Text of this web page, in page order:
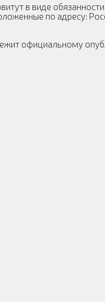
в виде
по адресу:
официальному
М.